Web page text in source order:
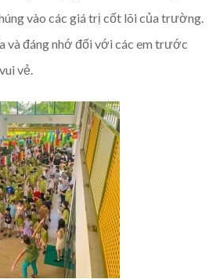
vào các giá trị cốt lõi của trường.
và đáng nhớ đối với các em trước
vẻ.